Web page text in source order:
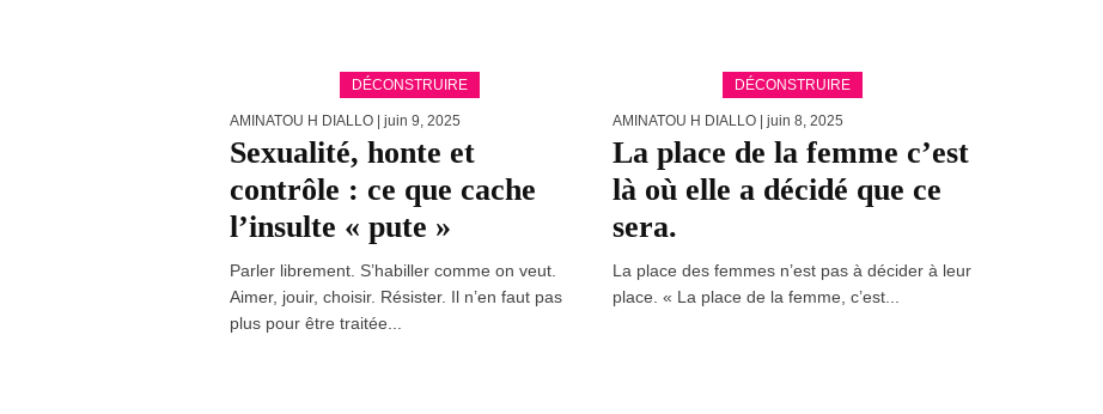
DÉCONSTRUIRE
AMINATOU H DIALLO | juin 9, 2025
Sexualité, honte et
contrôle : ce que cache
l’insulte « pute »
Parler librement. S’habiller comme on veut.
Aimer, jouir, choisir. Résister. Il n’en faut pas
plus pour être traitée...
DÉCONSTRUIRE
AMINATOU H DIALLO | juin 8, 2025
La place de la femme c’est
là où elle a décidé que ce
sera.
La place des femmes n’est pas à décider à leur
place. « La place de la femme, c’est...